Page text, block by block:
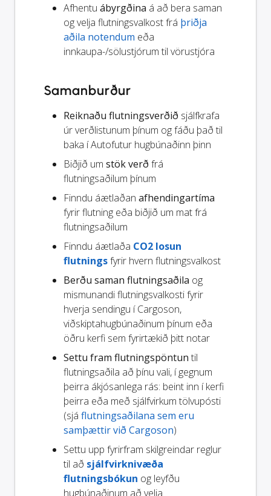
Afhentu ábyrgðina á að bera saman
og velja flutningsvalkost frá þriðja
aðila notendum eða
innkaupa-/sölustjórum til vörustjóra
Samanburður
Reiknaðu flutningsverðið sjálfkrafa
úr verðlistunum þínum og fáðu það til
baka í Autofutur hugbúnaðinn þinn
Biðjið um stök verð frá
flutningsaðilum þínum
Finndu áætlaðan afhendingartíma
fyrir flutning eða biðjið um mat frá
flutningsaðilum
Finndu áætlaða CO2 losun
flutningsfyrir hvern flutningsvalkost
Berðu saman flutningsaðila og
mismunandi flutningsvalkosti fyrir
hverja sendingu í Cargoson,
viðskiptahugbúnaðinum þínum eða
öðru kerfi sem fyrirtækið þitt notar
Settu fram flutningspöntun til
flutningsaðila að þínu vali, í gegnum
þeirra ákjósanlega rás: beint inn í kerfi
þeirra eða með sjálfvirkum tölvupósti
(sjá flutningsaðilana sem eru
samþættir við Cargoson)
Settu upp fyrirfram skilgreindar reglur
til að sjálfvirknivæða
flutningsbókun og leyfðu
hugbúnaðinum að velja